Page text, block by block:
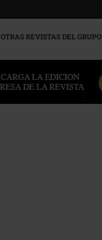
OTRAS REVISTAS DEL GRUPO